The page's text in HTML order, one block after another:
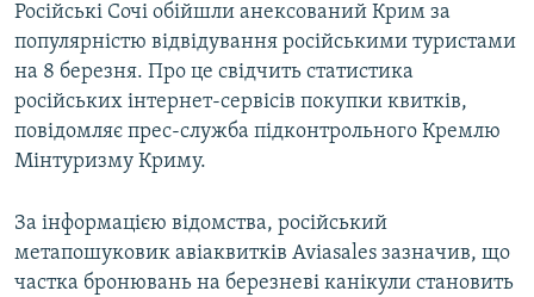
Усі сайти RFE/RL
Російські Сочі обійшли анексований Крим за
популярністю відвідування російськими туристами
на 8 березня. Про це свідчить статистика
російських інтернет-сервісів покупки квитків,
повідомляє прес-служба підконтрольного Кремлю
Мінтуризму Криму.
За інформацією відомства, російський
метапошуковик авіаквитків Aviasales зазначив, що
частка бронювань на березневі канікули становить